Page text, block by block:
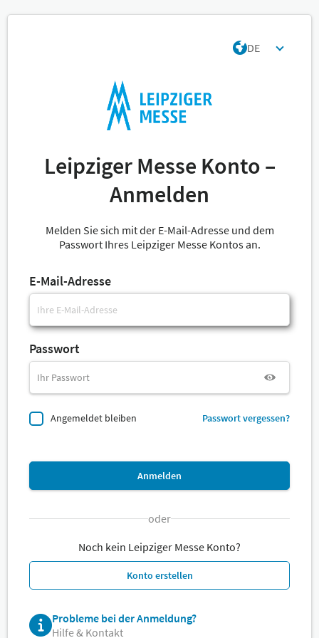
DE
Leipziger Messe Konto –
Anmelden
Melden Sie sich mit der E-Mail-Adresse und dem
Passwort Ihres Leipziger Messe Kontos an.
E-Mail-Adresse
Passwort
Angemeldet bleiben Passwort vergessen?
Anmelden
oder
Noch kein Leipziger Messe Konto?
Konto erstellen
Probleme bei der Anmeldung?
Hilfe & Kontakt